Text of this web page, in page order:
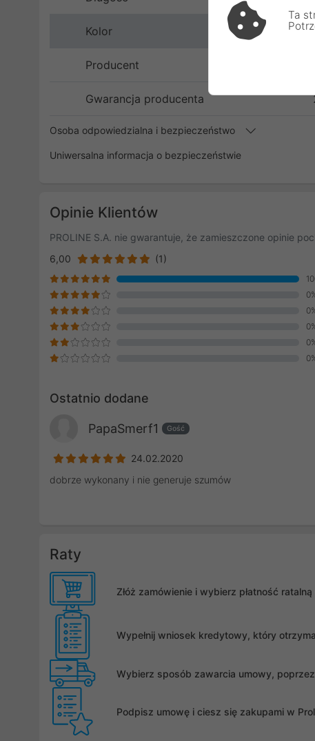
Kolor
Producent
Gwarancja producenta
Osoba odpowiedzialna i bezpieczeństwo
Uniwersalna informacja o bezpieczeństwie
Opinie Klientów
PROLINE S.A. nie gwarantuje, że zamieszczone opinie
6,00
(1)
Ostatnio dodane
PapaSmerf1 Gość
24.02.2020
dobrze wykonany i nie generuje szumów
Raty
Złóż zamówienie i wybierz płatność
Wypełnij wniosek kredytowy, który
Wybierz sposób zawarcia umowy,
Podpisz umowę i ciesz się zakupami w
Ta